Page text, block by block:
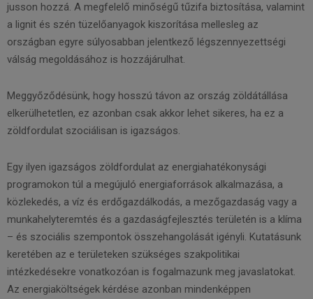
jusson hozzá. A megfelelő minőségű tűzifa biztosítása, valamint
a lignit és szén tüzelőanyagok kiszorítása mellesleg az
országban egyre súlyosabban jelentkező légszennyezettségi
válság megoldásához is hozzájárulhat.
Meggyőződésünk, hogy hosszú távon az ország zöldátállása
elkerülhetetlen, ez azonban csak akkor lehet sikeres, ha ez a
zöldfordulat szociálisan is igazságos.
Egy ilyen igazságos zöldfordulat az energiahatékonysági
programokon túl a megújuló energiaforrások alkalmazása, a
közlekedés, a víz és erdőgazdálkodás, a mezőgazdaság vagy a
munkahelyteremtés és a gazdaságfejlesztés területén is a klíma
– és szociális szempontok összehangolását igényli. Kutatásunk
keretében az e területeken szükséges szakpolitikai
intézkedésekre vonatkozóan is fogalmazunk meg javaslatokat.
Az energiaköltségek kérdése azonban mindenképpen